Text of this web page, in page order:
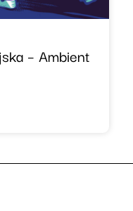
– Ambient